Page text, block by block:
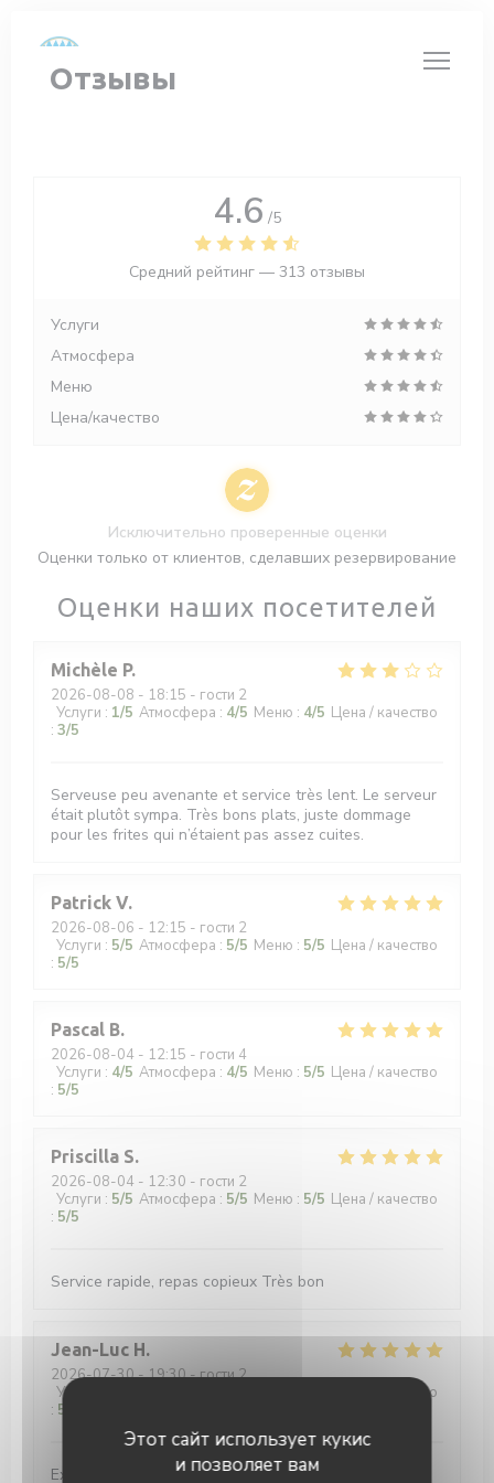
Этот сайт использует кукис
и позволяет вам
Отзывы
Оценки наших посетителей
Michèle P
2026-08-08 - 18:15 - гости 2
Услуги : 1/5 Атмосфера : 4/5 Меню : 4/5 Цена / качество
: 3/5
Serveuse peu avenante et service très lent. Le serveur
était plutôt sympa. Très bons plats, juste dommage
pour les frites qui n’étaient pas assez cuites.
Patrick V
2026-08-06 - 12:15 - гости 2
Услуги : 5/5 Атмосфера : 5/5 Меню : 5/5 Цена / качество
: 5/5
Pascal B
2026-08-04 - 12:15 - гости 4
Услуги : 4/5 Атмосфера : 4/5 Меню : 5/5 Цена / качество
: 5/5
Priscilla S
2026-08-04 - 12:30 - гости 2
Услуги : 5/5 Атмосфера : 5/5 Меню : 5/5 Цена / качество
: 5/5
Service rapide, repas copieux Très bon
Jean-Luc H
2026-07-30- 19:30 - гости 2
Услуги
Цена / качество
: 5
Excellent burger 🍔
4.6 /5
Средний рейтинг — 313 отзывы
Услуги
Атмосфера
Меню
Цена/качество
Исключительно проверенные оценки
Оценки только от клиентов, сделавших резервирование